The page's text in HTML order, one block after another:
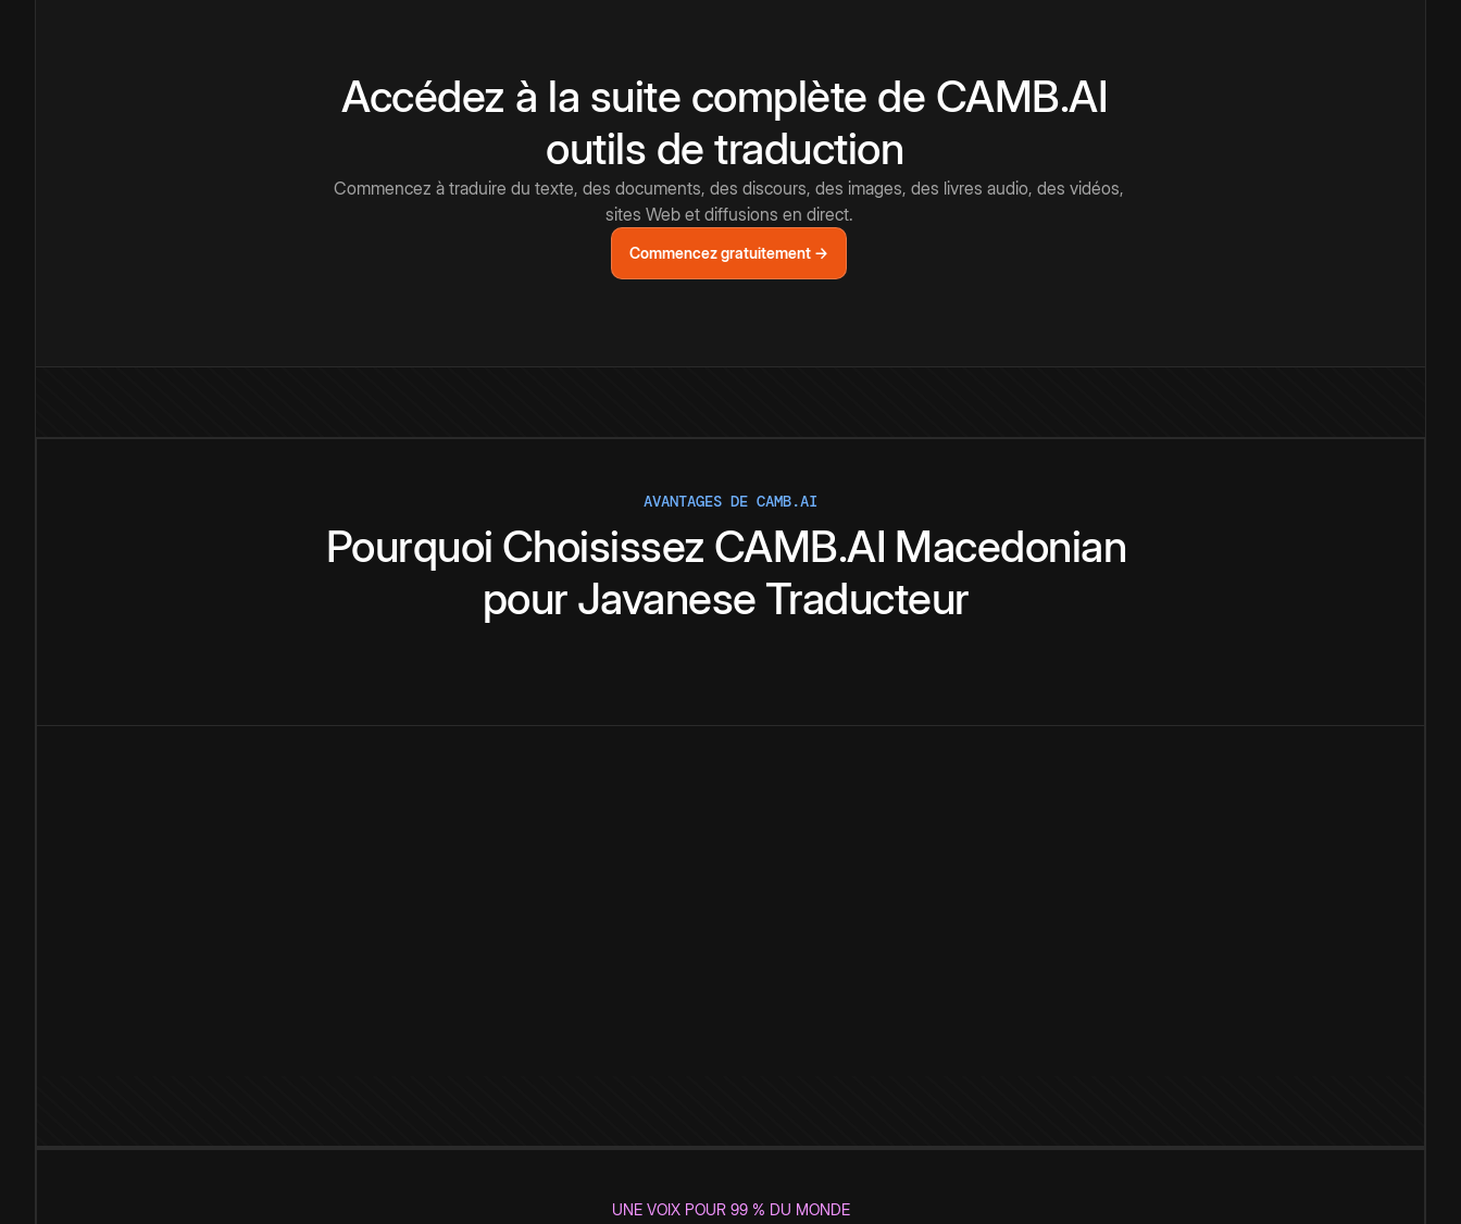
Accédez à la suite complète de CAMB.AI
outils de traduction
Commencez à traduire du texte, des documents, des discours, des images, des livres audio, des vidéos,
sites Web et diffusions en direct.
Commencez gratuitement →
AVANTAGES DE CAMB.AI
Pourquoi Choisissez CAMB.AI Macedonian
pour Javanese Traducteur
UNE VOIX POUR 99 % DU MONDE